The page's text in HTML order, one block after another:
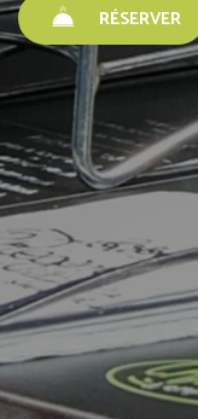
RÉSERVER